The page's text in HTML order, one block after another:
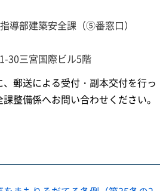
導部建築安全課（⑤番窓口）
30三宮国際ビル5階
郵送による受付・副本交付を行っ
整備係へお問い合わせください。